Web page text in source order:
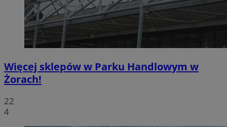
Więcej sklepów w Parku Handlowym w
Żorach!
22
4